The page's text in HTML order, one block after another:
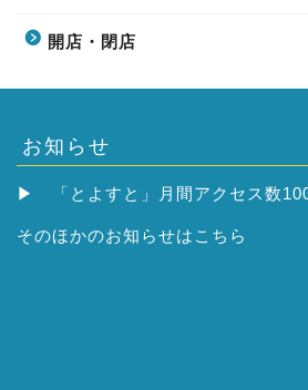
開店・閉店
お知らせ
▶ 「とよすと」月間アクセス数
そのほかのお知らせはこちら